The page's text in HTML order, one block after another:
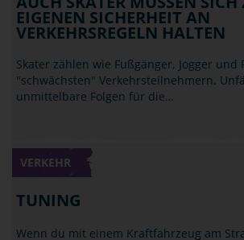
EIGENEN SICHERHEIT AN
VERKEHRSREGELN HALTEN
Skater zählen wie Fußgänger, Jogger und
"schwächsten" Verkehrsteilnehmern.
unmittelbare Folgen für die…
VERKEHR
TUNING
Wenn du mit einem Kraftfahrzeug am